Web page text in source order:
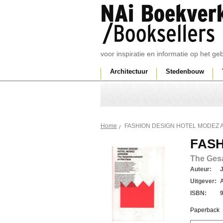
voor inspiratie en informatie op het
Architectuur Stedenbouw
Home FASHION DESIGN HOTEL MODEZ
The
Auteur:
Uitgever:
ISBN:
Paperback